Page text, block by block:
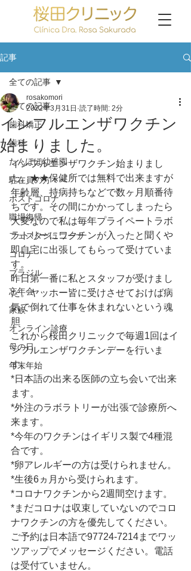
記事
全ての記事
歯科矯正
歯科
たんぽぽ幼稚園
駐在員の方々へ
ポストコロナ
職場復帰
フェスタジュニーナ
コロナ
ブラジル
忘年会
家族
オンライン診療
母の日
年末年始
全ての記事
インフルエンザワクチン
始まりました。
rosakomori
2022年3月31日 読了時間: 2分
インフルエンザワクチン始まりまし
た。★★保健所では無料で出来ますが
年齢層、持病持ちなどで数ヶ月順番待
ちです。その間にかかってしまったら
大変なので私は毎年プライペートラボ
ラトリーにワクチンが入ったと聞くや
即自宅に出張してもらって受けていま
す。
昨日第一番に私とスタッフが受けまし
た。ヤッホー皆に受けさせておけば病
気で倒れて仕事を休まれないという魂
胆
これから桜田クリニックで毎週1回はイ
ンフルエンザワクチンデーを行いま
す。
*日本語の出来る医師の立ち会いで出来
ます。
*外注のラボラトリーが出張で診療所へ
来ます。
*今年のワクチンはイギリス製で4種混
合です。
*卵アレルギーの方は受けられません。
*生後6ヵ月から受けられます。
*コロナワクチンから2週間空けます。
*まだコロナは収束していないのでコロ
ナワクチンの方を優先してください。
ご予約は日本語で97724-7214までワッ
ツアップでメッセージください。電話
は受付ていません。